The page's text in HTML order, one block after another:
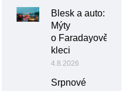
Blesk a auto:
Mýty
o Faradayově
kleci
4.8.2026
Srpnové